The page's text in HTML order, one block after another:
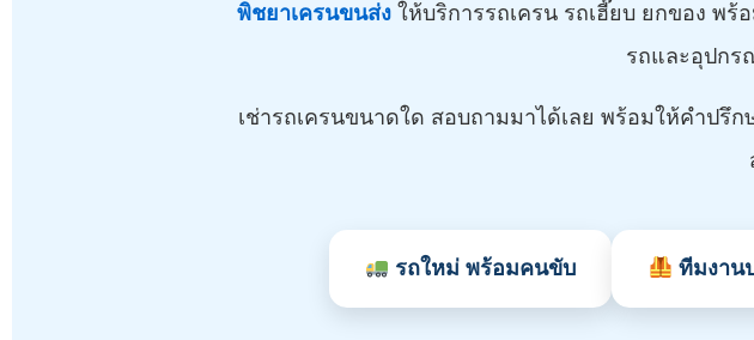
พิชยาเครนขนส่งให้บริการรถเครน รถเฮี๊ยบ ยกของ พ
รถและอุปกร
เช่ารถเครนขนาดใด สอบถามมาได้เลย พร้อมให้คำป
รถใหม่ พร้อมคนขับ ทีมงาน